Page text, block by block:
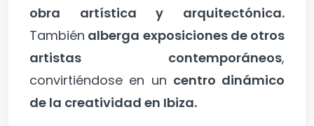
obra artística y arquitectónica.
También alberga exposiciones de otros
artistas contemporáneos,
convirtiéndose en un centro dinámico
de la creatividad en Ibiza.